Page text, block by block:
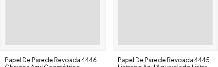
Papel De Parede Revoada 4446
Papel De Parede Revoada 4445